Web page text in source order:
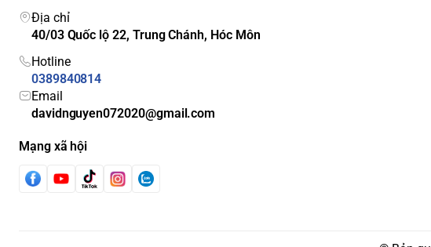
Địa chỉ
40/03 Quốc lộ 22, Trung Chánh, Hóc Môn
Hotline
0389840814
Email
davidnguyen072020@gmail.com
Mạng xã hội